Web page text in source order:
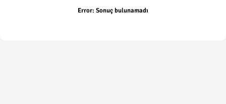
Error: Sonuç bulunamadı